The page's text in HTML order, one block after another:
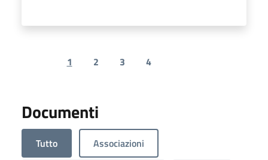
Previous page
1 2 3 4
Documenti
Tutto Associazioni